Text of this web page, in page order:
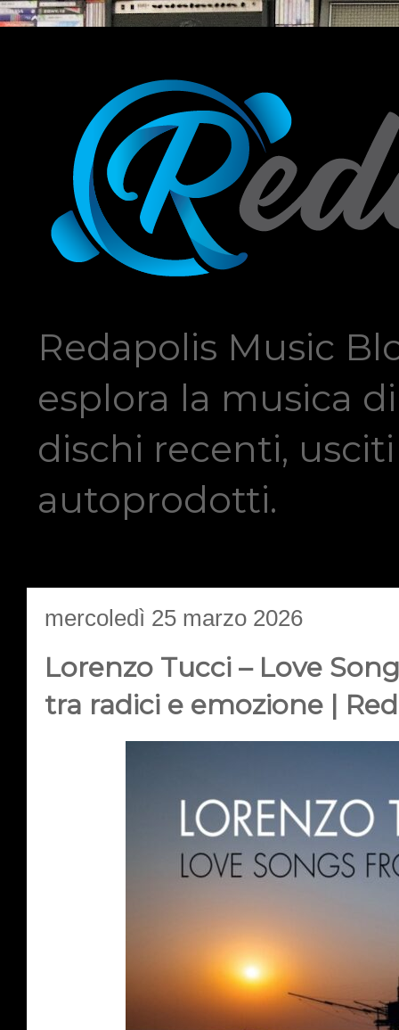
Redapolis Music
esplora la musica
dischi recenti,
autoprodotti.
mercoledì 25 marzo 2026
Lorenzo Tucci – Love
tra radici e emozione |